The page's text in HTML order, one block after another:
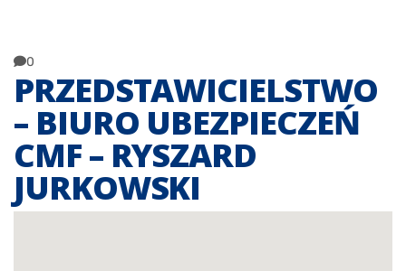
0
PRZEDSTAWICIELSTWO
– BIURO UBEZPIECZEŃ
CMF – RYSZARD
JURKOWSKI